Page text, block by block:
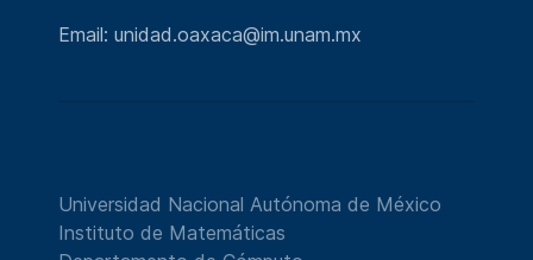
Email: unidad.oaxaca@im.unam.mx
Universidad Nacional Autónoma de México
Instituto de Matemáticas